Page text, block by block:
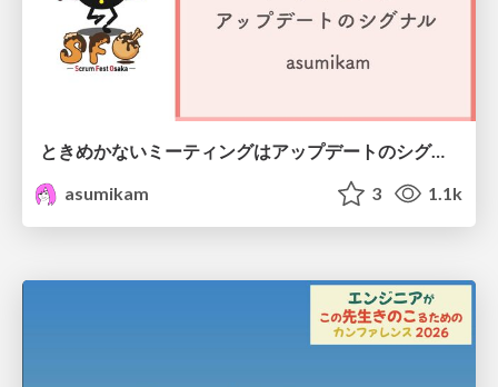
ときめかないミーティングはアップデートのシグナル #scrumosaka
asumikam
3 1.1k